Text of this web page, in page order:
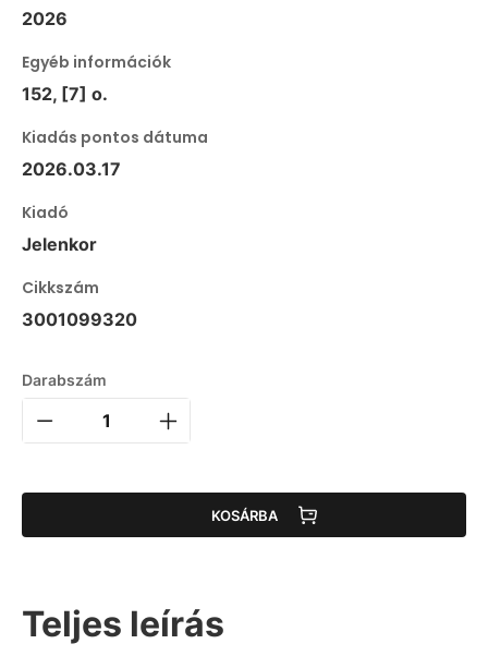
2026
Egyéb információk
152, [7] o.
Kiadás pontos dátuma
2026.03.17
Kiadó
Jelenkor
Cikkszám
3001099320
Darabszám
KOSÁRBA
Teljes leírás